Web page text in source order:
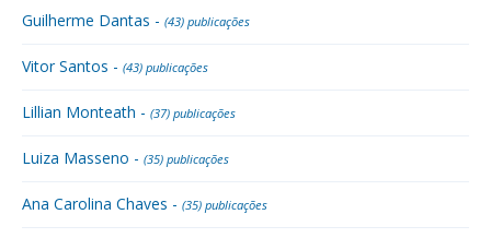
Guilherme Dantas - (43) publicações
Vitor Santos - (43) publicações
Lillian Monteath - (37) publicações
Luiza Masseno - (35) publicações
Ana Carolina Chaves - (35) publicações